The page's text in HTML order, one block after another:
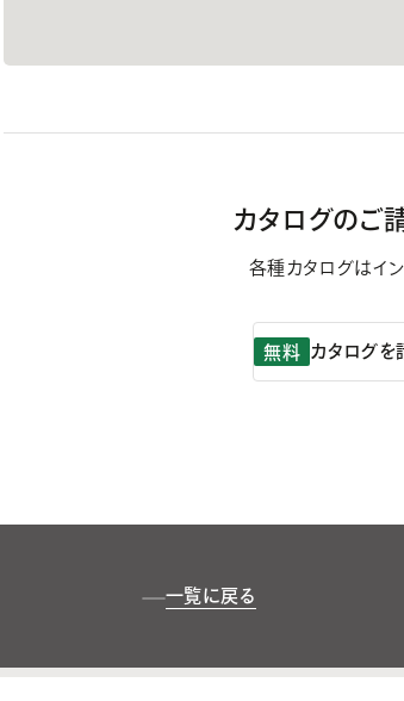
カタログのご請
各種カタログはイ
無料 カタログを
一覧に戻る